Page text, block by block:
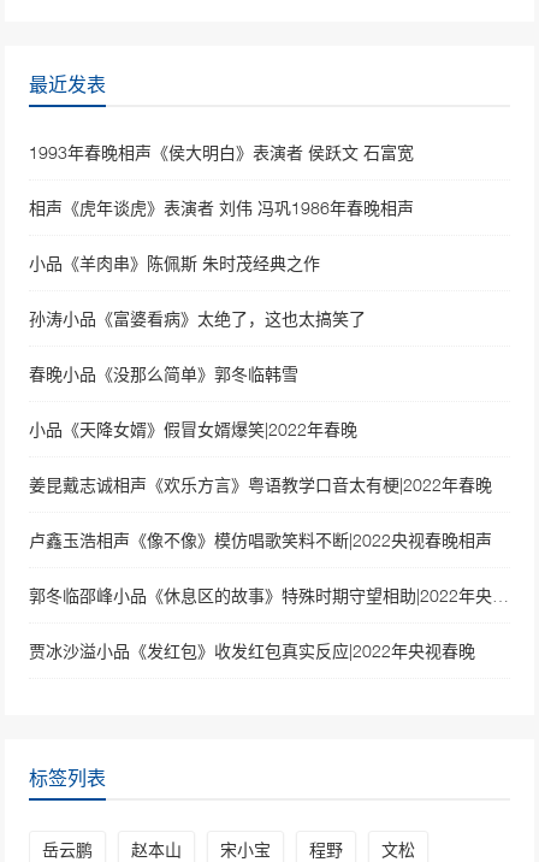
最近发表
1993年春晚相声《侯大明白》表演者 侯跃文 石富宽
相声《虎年谈虎》表演者 刘伟 冯巩1986年春晚相声
小品《羊肉串》陈佩斯 朱时茂经典之作
孙涛小品《富婆看病》太绝了，这也太搞笑了
春晚小品《没那么简单》郭冬临韩雪
小品《天降女婿》假冒女婿爆笑|2022年春晚
姜昆戴志诚相声《欢乐方言》粤语教学口音太有梗|2022年春晚
卢鑫玉浩相声《像不像》模仿唱歌笑料不断|2022央视春晚相声
贾冰沙溢小品《发红包》收发红包真实反应|2022年央视春晚
标签列表
岳云鹏 赵本山 宋小宝 程野 文松